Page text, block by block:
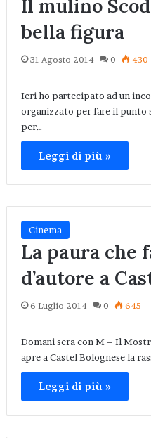
Il mulino
bella figura
31 Agosto 2014 0 430
Ieri ho partecipato ad un
organizzato per fare il
per…
Leggi di più »
Cinema
La paura che
d’autore a
6 Luglio 2014 0 645
Domani sera con M – Il
apre a Castel Bolognese la
Leggi di più »